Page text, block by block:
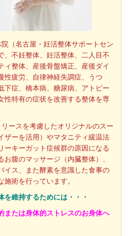
院 （名古屋・妊活整体サポートセン
、不妊整体、妊活整体、二人目不
ィ整体、産後骨盤矯正、産後ダイ
性疲労、自律神経失調症、うつ
下症、橋本病、糖尿病、アトピー
性特有の症状を改善する整体を専
ースを考慮したオリジナルのスー
ザーを活用）やマタニティ緩温法
ーキーガット症候群の原因になる
腹のマッサージ（内臓整体）、
イス、また酵素を意識した食事の
術を行っています。
を維持するためには・・・
または身体的ストレスのお身体へ